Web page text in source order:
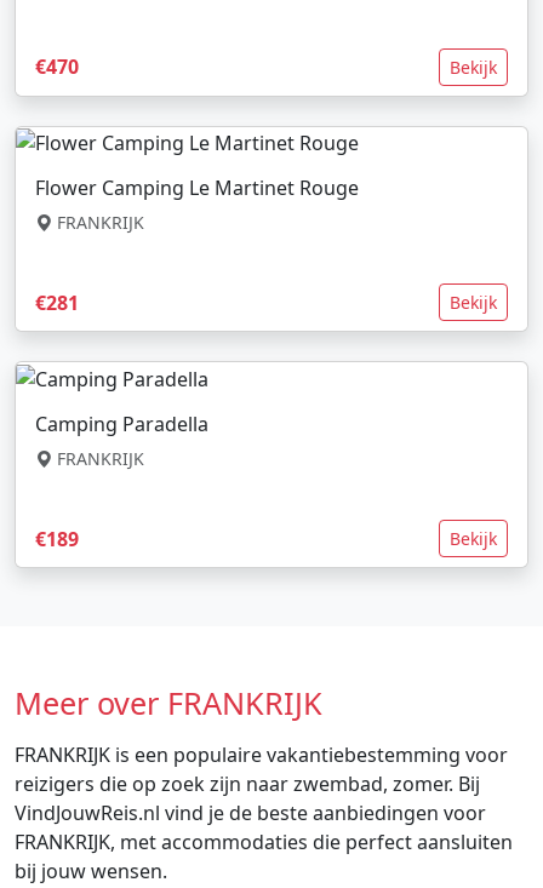
€470 Bekijk
Flower Camping Le Martinet Rouge
FRANKRIJK
€281 Bekijk
Camping Paradella
FRANKRIJK
€189 Bekijk
Meer over FRANKRIJK
FRANKRIJK is een populaire vakantiebestemming voor
reizigers die op zoek zijn naar zwembad, zomer. Bij
VindJouwReis.nl vind je de beste aanbiedingen voor
FRANKRIJK, met accommodaties die perfect aansluiten
bij jouw wensen.